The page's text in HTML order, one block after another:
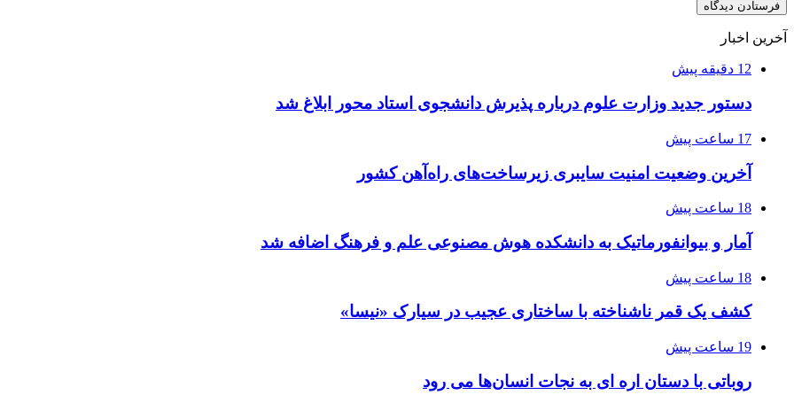
آخرین اخبار
12 دقیقه پیش
دستور جدید وزارت علوم درباره پذیرش دانشجوی استاد محور ابلاغ شد
17 ساعت پیش
آخرین وضعیت امنیت سایبری زیرساخت‌های راه‌آهن کشور
18 ساعت پیش
آمار و بیوانفورماتیک به دانشکده هوش مصنوعی علم و فرهنگ اضافه شد
18 ساعت پیش
کشف یک قمر ناشناخته با ساختاری عجیب در سیارک «نیسا»
19 ساعت پیش
روباتی با دستان اره ای به نجات انسان‌ها می رود